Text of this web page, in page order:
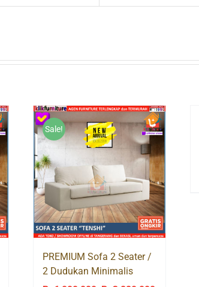
Sale!
PREMIUM Sofa 2 Seater /
2 Dudukan Minimalis